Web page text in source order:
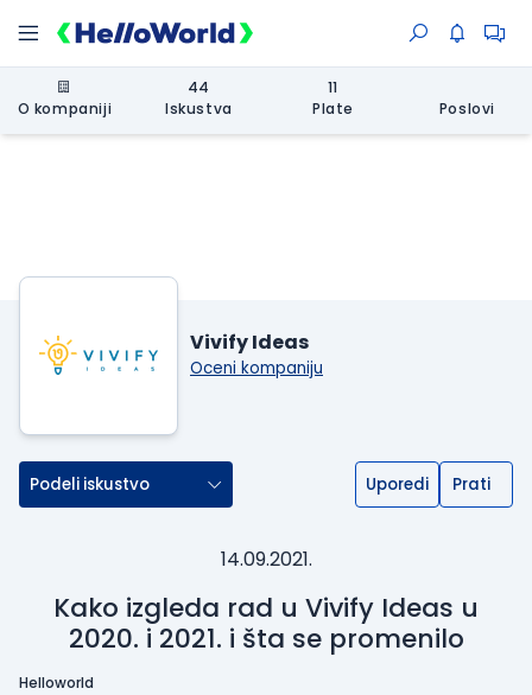
O kompaniji
44
Iskustva
11
Plate
Poslovi
Vivify Ideas
Oceni kompaniju
Podeli iskustvo Uporedi Prati
14.09.2021.
Kako izgleda rad u Vivify Ideas u
2020. i 2021. i šta se promenilo
Helloworld